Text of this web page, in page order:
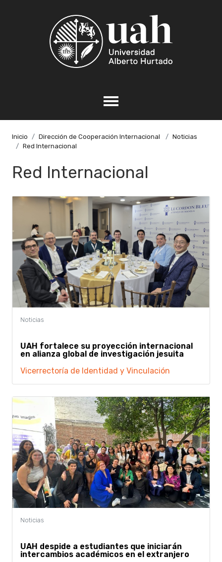
Inicio Dirección de Cooperación Internacional
Noticias
Red Internacional
Red Internacional
UAH fortalece su proyección internacional
en alianza global de investigación jesuita
Vicerrectoría de Identidad y Vinculación
UAH despide a estudiantes que iniciarán
intercambios académicos en el extranjero